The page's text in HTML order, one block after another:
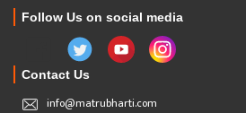
Follow Us on social media
Contact Us
info@matrubharti.com